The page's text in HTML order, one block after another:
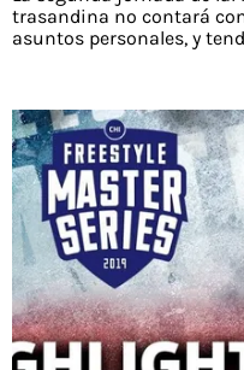
trasandina no contará
asuntos personales, y